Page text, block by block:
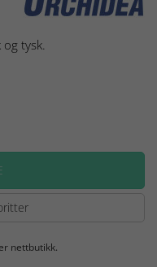
tysk.
nettbutikk.